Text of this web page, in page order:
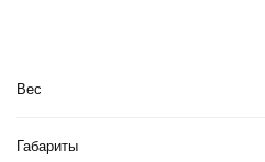
Вес
Габариты